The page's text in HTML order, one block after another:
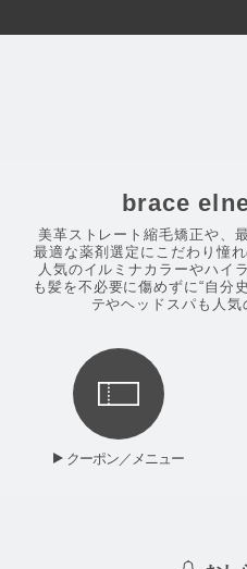
brace
美革ストレート縮毛矯正や、
最適な薬剤選定にこだわり憧
人気のイルミナカラーやハイ
も髪を不必要に傷めずに“自分
テやヘッドスパも人気
クーポン／メニュー